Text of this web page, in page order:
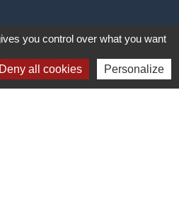
you control over what you want
Deny all cookies Personalize